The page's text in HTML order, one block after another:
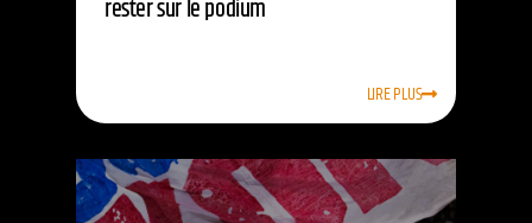
rester sur le podium
LIRE PLUS